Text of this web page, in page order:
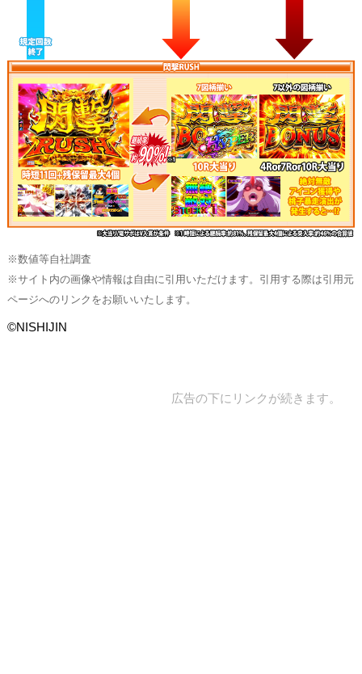
※数値等自社調査
※サイト内の画像や情報は自由に引用いただけます。引用する際は引用元
ページへのリンクをお願いいたします。
©NISHIJIN
広告の下にリンクが続きます。